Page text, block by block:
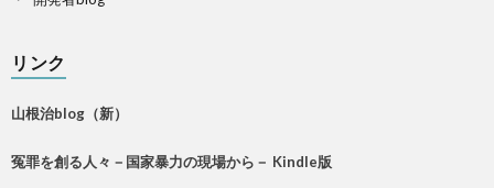
リンク
山根治blog（新）
冤罪を創る人々－国家暴力の現場から－ Kindle版